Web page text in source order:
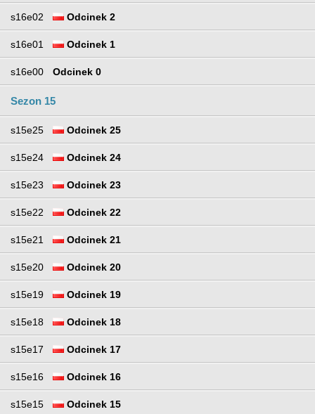
s16e02 Odcinek 2
s16e01 Odcinek 1
s16e00 Odcinek 0
Sezon 15
s15e25 Odcinek 25
s15e24 Odcinek 24
s15e23 Odcinek 23
s15e22 Odcinek 22
s15e21 Odcinek 21
s15e20 Odcinek 20
s15e19 Odcinek 19
s15e18 Odcinek 18
s15e17 Odcinek 17
s15e16 Odcinek 16
s15e15 Odcinek 15